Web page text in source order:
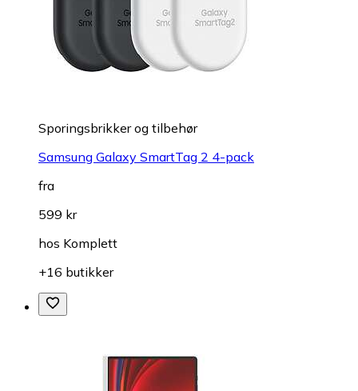
Sporingsbrikker og tilbehør
Samsung Galaxy SmartTag 2 4-pack
fra
599 kr
hos Komplett
+16 butikker